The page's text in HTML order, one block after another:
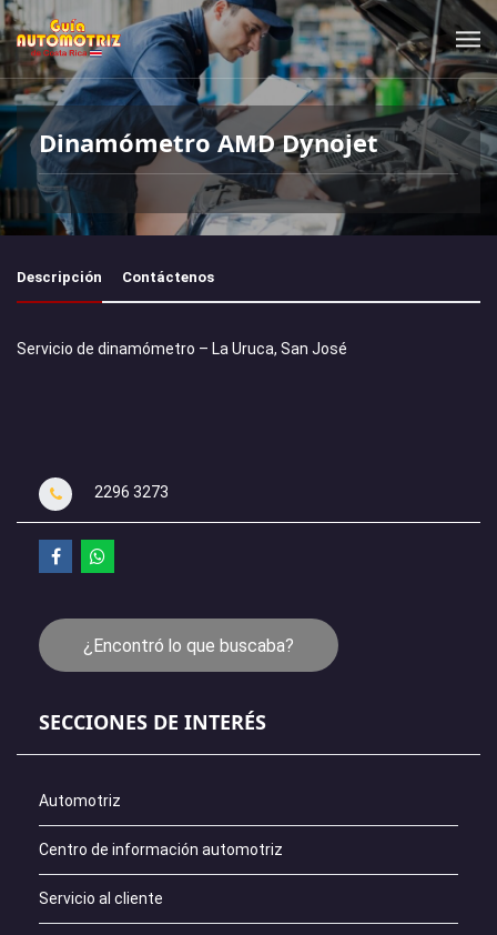
Dinamómetro AMD Dynojet
Descripción Contáctenos
Servicio de dinamómetro – La Uruca, San José
2296 3273
¿Encontró lo que buscaba?
SECCIONES DE INTERÉS
Automotriz
Centro de información automotriz
Servicio al cliente